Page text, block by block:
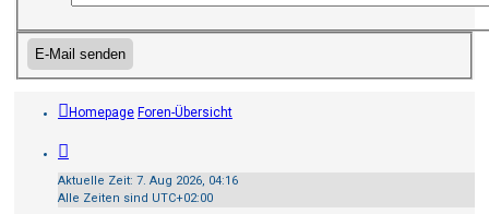
Homepage Foren-Übersicht
Aktuelle Zeit: 7. Aug 2026, 04:16
Alle Zeiten sind UTC+02:00